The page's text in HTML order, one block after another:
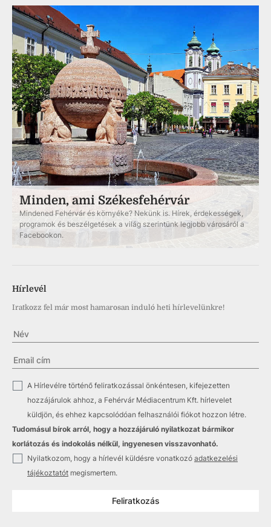
Minden, ami Székesfehérvár
Mindened Fehérvár és környéke? Nekünk is. Hírek, érdekességek,
programok és beszélgetések a világ szerintünk legjobb városáról a
Facebookon.
Hírlevél
Iratkozz fel már most hamarosan induló heti hírlevelünkre!
✓
A Hírlevélre történő feliratkozással önkéntesen, kifejezetten
hozzájárulok ahhoz, a Fehérvár Médiacentrum Kft. hírlevelet
küldjön, és ehhez kapcsolódóan felhasználói fiókot hozzon létre.
Tudomásul bírok arról, hogy a hozzájáruló nyilatkozat bármikor
korlátozás és indokolás nélkül, ingyenesen visszavonható.
✓ Nyilatkozom, hogy a hírlevél küldésre vonatkozó adatkezelési
tájékoztatót megismertem.
Feliratkozás